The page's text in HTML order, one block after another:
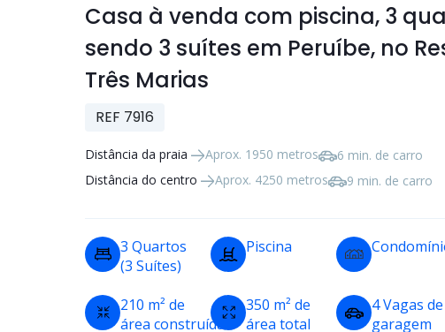
Casa à venda com piscina, 3
sendo 3 suítes em Peruíbe, no
Três Marias
REF 7916
Distância da praia Aprox. 1950 metros
6 min. de carro
Distância do centro
Aprox. 4250 metros 9 min. de carro
3 Quartos
(3 Suítes)
Piscina
210 m² de
área construída
350 m² de
área total
4 Vagas de
garagem